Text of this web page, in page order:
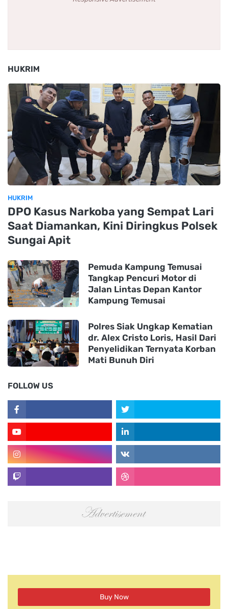
HUKRIM
HUKRIM
DPO Kasus Narkoba yang Sempat Lari
Saat Diamankan, Kini Diringkus Polsek
Sungai Apit
Pemuda Kampung Temusai
Tangkap Pencuri Motor di
Jalan Lintas Depan Kantor
Kampung Temusai
Polres Siak Ungkap Kematian
dr. Alex Cristo Loris, Hasil Dari
Penyelidikan Ternyata Korban
Mati Bunuh Diri
FOLLOW US
Buy Now